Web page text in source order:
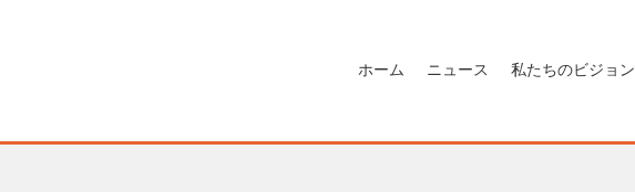
ホーム ニュース 私たちのビジョン